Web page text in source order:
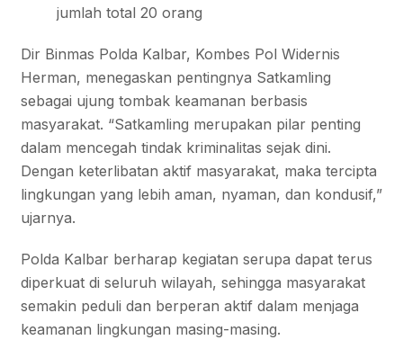
jumlah total 20 orang
Dir Binmas Polda Kalbar, Kombes Pol Widernis
Herman, menegaskan pentingnya Satkamling
sebagai ujung tombak keamanan berbasis
masyarakat. “Satkamling merupakan pilar penting
dalam mencegah tindak kriminalitas sejak dini.
Dengan keterlibatan aktif masyarakat, maka tercipta
lingkungan yang lebih aman, nyaman, dan kondusif,”
ujarnya.
Polda Kalbar berharap kegiatan serupa dapat terus
diperkuat di seluruh wilayah, sehingga masyarakat
semakin peduli dan berperan aktif dalam menjaga
keamanan lingkungan masing-masing.